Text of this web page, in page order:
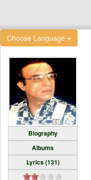
Choose Language
Biography
Albums
Lyrics (131)